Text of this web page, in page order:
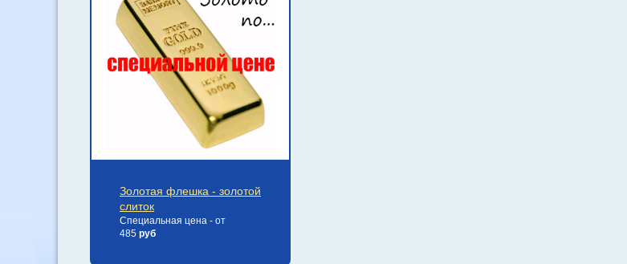
Золотая флешка - золотой
слиток
Специальная цена - от
485 руб